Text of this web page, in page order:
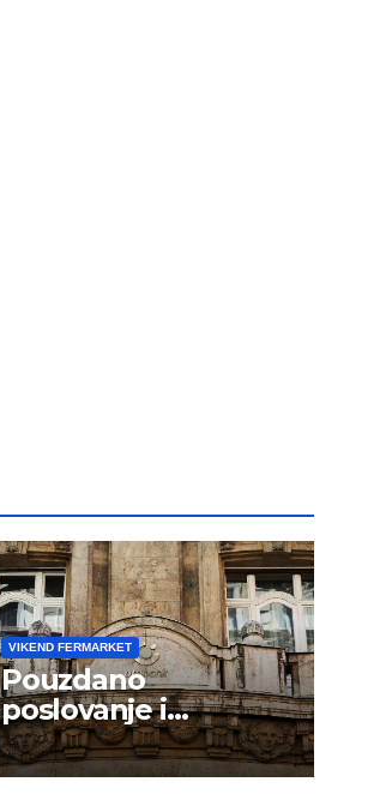
VIKEND FERMARKET
Pouzdano
poslovanje i
kontinuitet rasta